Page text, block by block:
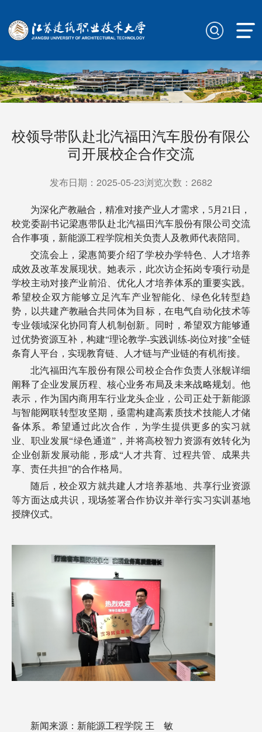
校领导带队赴北汽福田汽车股份有限公
司开展校企合作交流
发布日期：2025-05-23浏览次数： 2682
为深化产教融合，精准对接产业人才需求，5月21日，
校党委副书记梁惠带队赴北汽福田汽车股份有限公司交流
合作事项，新能源工程学院相关负责人及教师代表陪同。
交流会上，梁惠简要介绍了学校办学特色、人才培养
成效及改革发展现状。她表示，此次访企拓岗专项行动是
学校主动对接产业前沿、优化人才培养体系的重要实践。
希望校企双方能够立足汽车产业智能化、绿色化转型趋
势，以共建产教融合共同体为目标，在电气自动化技术等
专业领域深化协同育人机制创新。同时，希望双方能够通
过优势资源互补，构建“理论教学-实践训练-岗位对接”全链
条育人平台，实现教育链、人才链与产业链的有机衔接。
北汽福田汽车股份有限公司校企合作负责人张舰详细
阐释了企业发展历程、核心业务布局及未来战略规划。他
表示，作为国内商用车行业龙头企业，公司正处于新能源
与智能网联转型攻坚期，亟需构建高素质技术技能人才储
备体系。希望通过此次合作，为学生提供更多的实习就
业、职业发展“绿色通道”，并将高校智力资源有效转化为
企业创新发展动能，形成“人才共育、过程共管、成果共
享、责任共担”的合作格局。
随后，校企双方就共建人才培养基地、共享行业资源
等方面达成共识，现场签署合作协议并举行实习实训基地
授牌仪式。
新闻来源：新能源工程学院 王 敏